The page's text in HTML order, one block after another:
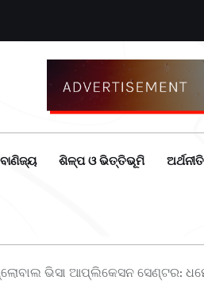
ଶିଳ୍ପ ଓ ଭିତ୍ତିଭୂମି ଅର୍ଥନୀତି
ଭିସା ଆପ୍ଲିକେସନ ସେଣ୍ଟର: